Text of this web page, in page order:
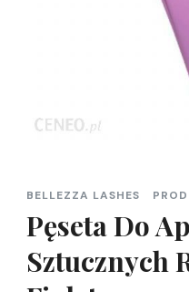
BELLEZZA LASHES
Pęseta Do
Sztucznych